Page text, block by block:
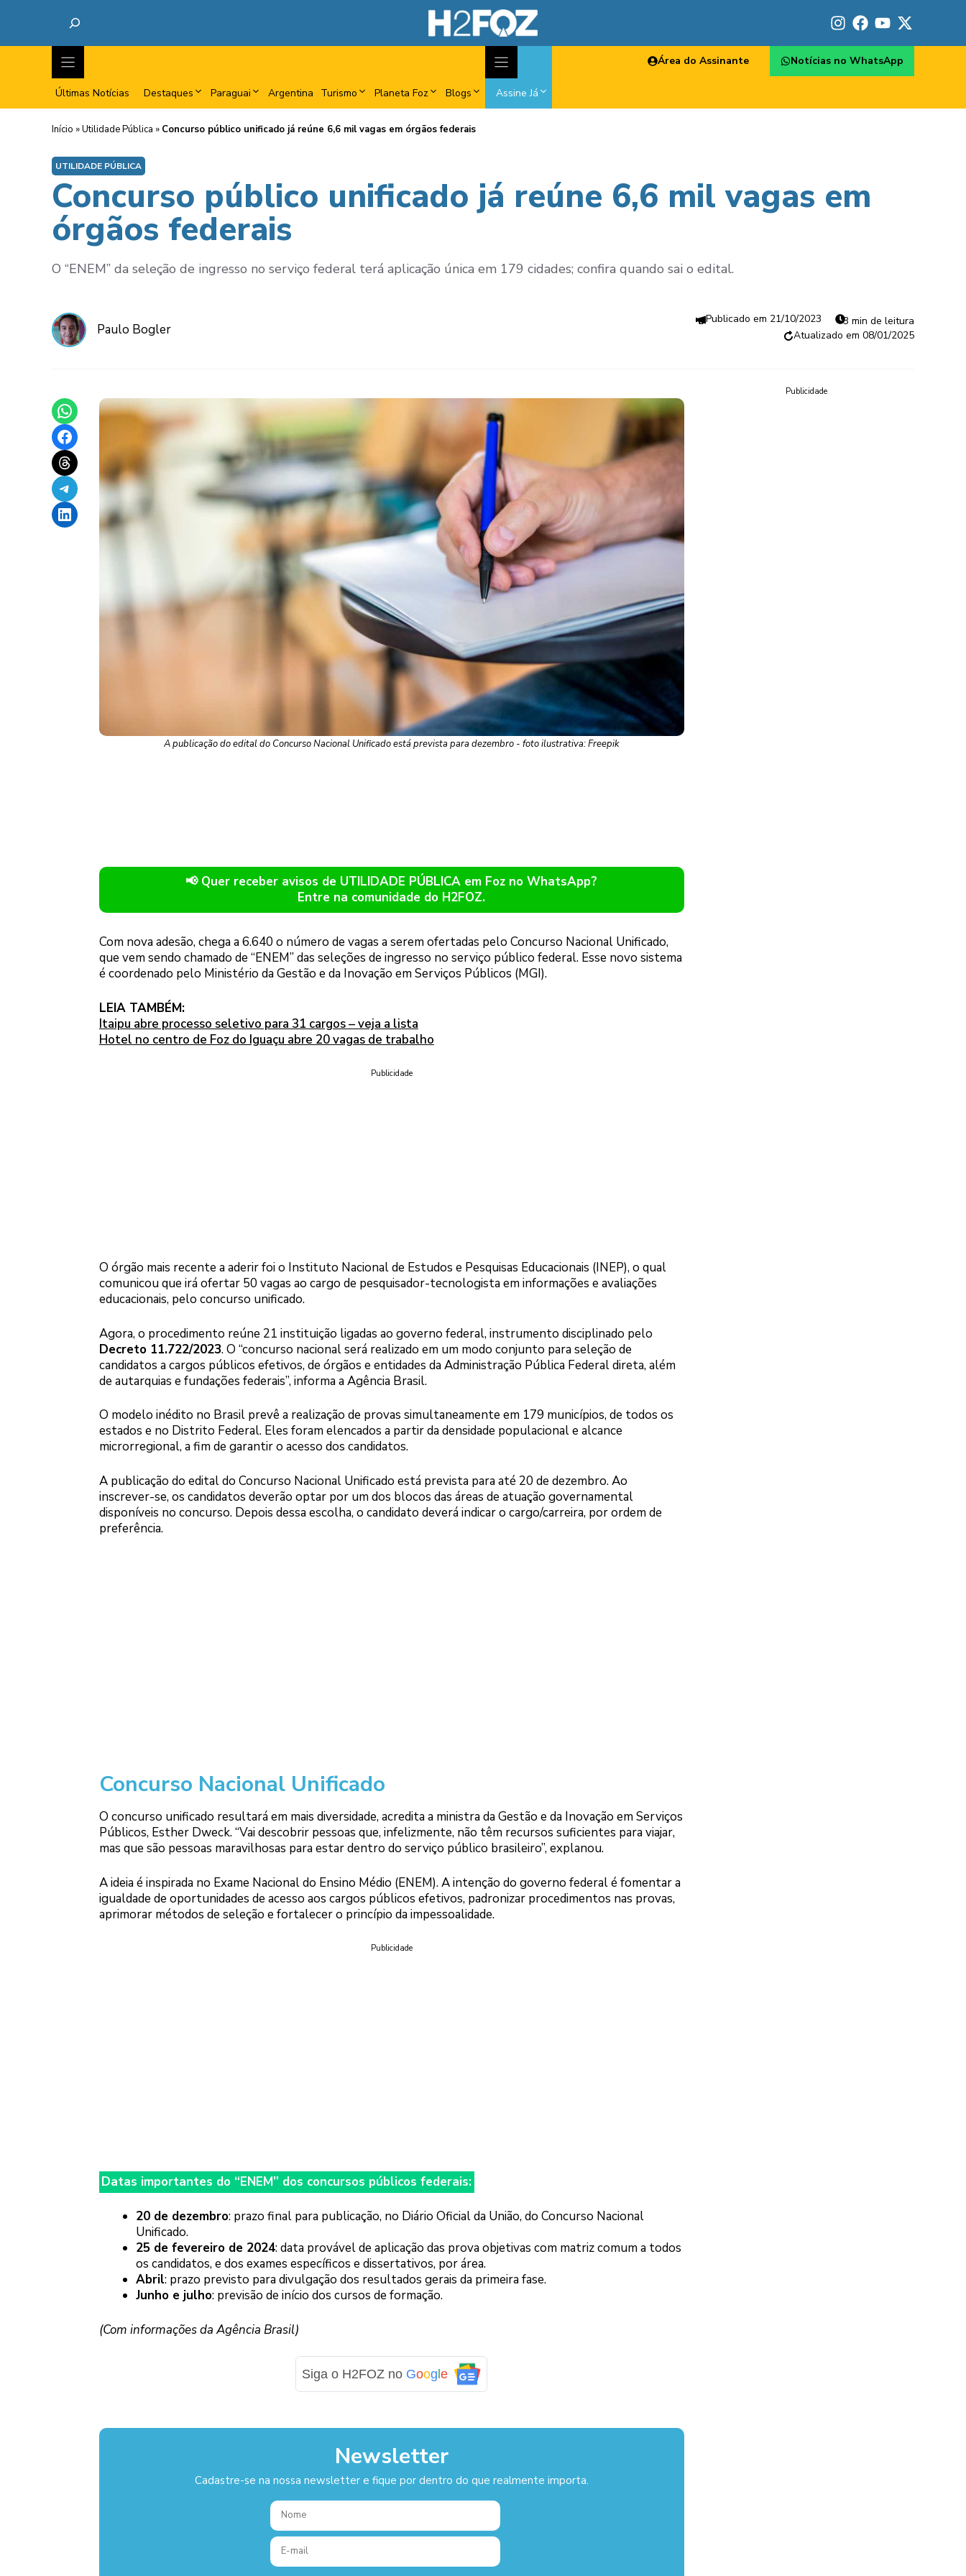
Últimas Notícias Destaques Paraguai Argentina Turismo Planeta Foz Blogs Assine Já
Área do Assinante Notícias no WhatsApp
Início »Utilidade Pública » Concurso público unificado já reúne 6,6 mil vagas em órgãos federais
UTILIDADE PÚBLICA
Concurso público unificado já reúne 6,6 mil vagas em
órgãos federais
O “ENEM” da seleção de ingresso no serviço federal terá aplicação única em 179 cidades; confira quando sai o edital.
Paulo Bogler
21/10/2023
3 min de leitura
08/01/2025
Share on WhatsApp
Share on Facebook
Share on Threads
Share on Telegram
Share on LinkedIn
A publicação do edital do Concurso Nacional Unificado está prevista para dezembro - foto ilustrativa: Freepik
📢 Quer receber avisos de UTILIDADE PÚBLICA em Foz no WhatsApp?
Entre na comunidade do H2FOZ.
Com nova adesão, chega a 6.640 o número de vagas a serem ofertadas pelo Concurso Nacional Unificado,
que vem sendo chamado de “ENEM” das seleções de ingresso no serviço público federal. Esse novo sistema
é coordenado pelo Ministério da Gestão e da Inovação em Serviços Públicos (MGI).
LEIA TAMBÉM:
Itaipu abre processo seletivo para 31 cargos – veja a lista
Hotel no centro de Foz do Iguaçu abre 20 vagas de trabalho
Publicidade
O órgão mais recente a aderir foi o Instituto Nacional de Estudos e Pesquisas Educacionais (INEP), o qual
comunicou que irá ofertar 50 vagas ao cargo de pesquisador-tecnologista em informações e avaliações
educacionais, pelo concurso unificado.
Agora, o procedimento reúne 21 instituição ligadas ao governo federal, instrumento disciplinado pelo
Decreto 11.722/2023. O “concurso nacional será realizado em um modo conjunto para seleção de
candidatos a cargos públicos efetivos, de órgãos e entidades da Administração Pública Federal direta, além
de autarquias e fundações federais”, informa a Agência Brasil.
O modelo inédito no Brasil prevê a realização de provas simultaneamente em 179 municípios, de todos os
estados e no Distrito Federal. Eles foram elencados a partir da densidade populacional e alcance
microrregional, a fim de garantir o acesso dos candidatos.
A publicação do edital do Concurso Nacional Unificado está prevista para até 20 de dezembro. Ao
inscrever-se, os candidatos deverão optar por um dos blocos das áreas de atuação governamental
disponíveis no concurso. Depois dessa escolha, o candidato deverá indicar o cargo/carreira, por ordem de
preferência.
Concurso Nacional Unificado
O concurso unificado resultará em mais diversidade, acredita a ministra da Gestão e da Inovação em Serviços
Públicos, Esther Dweck. “Vai descobrir pessoas que, infelizmente, não têm recursos suficientes para viajar,
mas que são pessoas maravilhosas para estar dentro do serviço público brasileiro”, explanou.
A ideia é inspirada no Exame Nacional do Ensino Médio (ENEM). A intenção do governo federal é fomentar a
igualdade de oportunidades de acesso aos cargos públicos efetivos, padronizar procedimentos nas provas,
aprimorar métodos de seleção e fortalecer o princípio da impessoalidade.
Publicidade
Datas importantes do “ENEM” dos concursos públicos federais:
20 de dezembro: prazo final para publicação, no Diário Oficial da União, do Concurso Nacional
Unificado.
25 de fevereiro de 2024: data provável de aplicação das prova objetivas com matriz comum a todos
os candidatos, e dos exames específicos e dissertativos, por área.
Abril: prazo previsto para divulgação dos resultados gerais da primeira fase.
Junho e julho: previsão de início dos cursos de formação.
(Com informações da Agência Brasil)
Siga o H2FOZ no Goog le
Newsletter
Cadastre-se na nossa newsletter e fique por dentro do que realmente importa.
Publicidade